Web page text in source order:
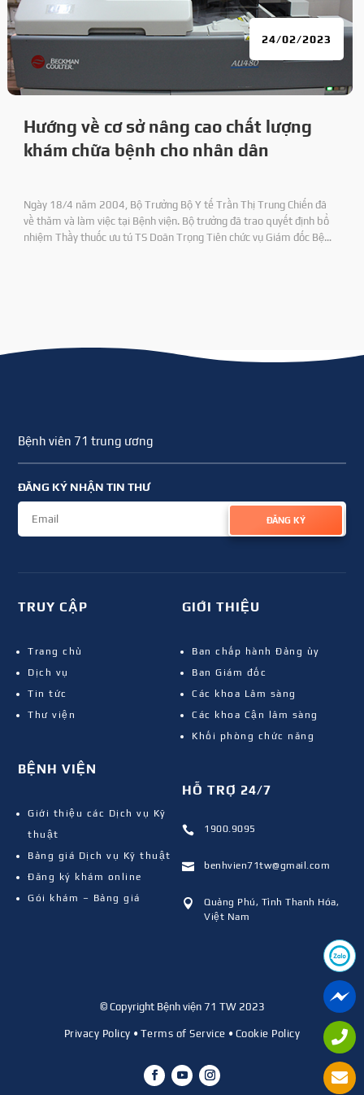
Hướng về cơ sở nâng cao chất lượng
khám chữa bệnh cho nhân dân
24/02/2023
Ngày 18/4 năm 2004, Bộ Trưởng Bộ Y tế Trần Thị Trung Chiến đã
về thăm và làm việc tại Bệnh viện. Bộ trưởng đã trao quyết định bổ
nhiệm Thầy thuốc ưu tú TS Doãn Trọng Tiên chức vụ Giám đốc Bệnh
Bệnh viên 71 trung ương
ĐĂNG KÝ NHẬN TIN THƯ
ĐĂNG KÝ
TRUY CẬP
Trang chủ
Dịch vụ
Tin tức
Thư viện
BỆNH VIỆN
Giới thiệu các Dịch vụ Kỹ
thuật
Bảng giá Dịch vụ Kỹ thuật
Đăng ký khám online
Gói khám – Bảng giá
GIỚI THIỆU
Ban chấp hành Đảng ủy
Ban Giám đốc
Các khoa Lâm sàng
Các khoa Cận lâm sàng
Khối phòng chức năng
HỖ TRỢ 24/7
 1900.9095
 benhvien71tw@gmail.com

Quảng Phú, Tỉnh Thanh Hóa,
Việt Nam
© Copyright Bệnh viện 71 TW 2023
Privacy Policy • Terms of Service • Cookie Policy